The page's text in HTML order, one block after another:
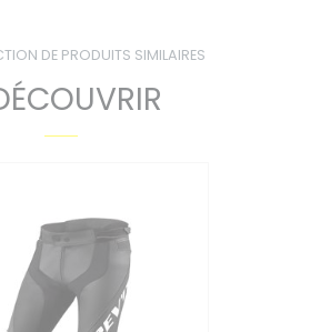
DE PRODUITS SIMILAIRES